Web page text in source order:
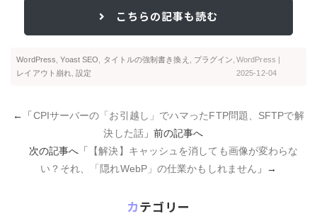
こちらの記事も読む
WordPress ,Yoast SEO タイトルの強制書き換え プラグイン
レイアウト崩れ ,設定
WordPress |
2025-12-04
←「CPIサーバーの「お引越し」でハマったFTP問題、SFTPで解
決した話」前の記事へ
次の記事へ「
【解決】キャッシュを消しても画像が変わらな
い？それ、「隠れWebP」の仕業かもしれません 」→
カテゴリー